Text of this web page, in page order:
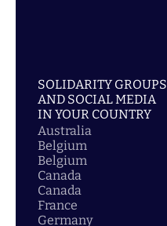
SOLIDARITY GROUPS
AND SOCIAL MEDIA
IN YOUR COUNTRY
Australia
Belgium
Belgium
Canada
Canada
France
Germany